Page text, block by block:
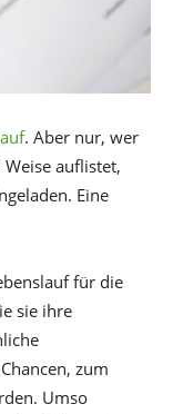
. Aber nur, wer
auflistet,
Eine
für die
sie ihre
zum
Umso